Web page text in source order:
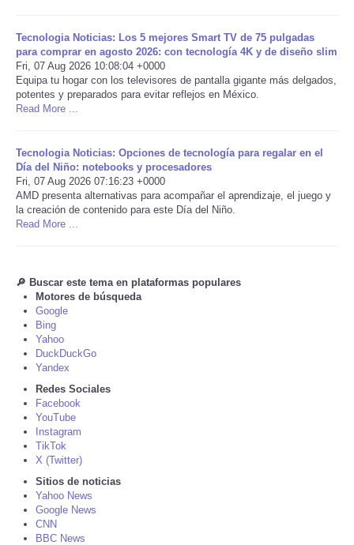
EEUU
Especiales
Negocios
Salud
Tiempo
CATEGORIES
CARTOONS
CONTACT
SEARCH
SHOPPING
Daily Deals
Tecnologia Noticias: Los 5 mejores Smart TV de 75 pulgadas
para comprar en agosto 2026: con tecnología 4K y de diseño slim
Fri, 07 Aug 2026 10:08:04 +0000
Equipa tu hogar con los televisores de pantalla gigante más delgados,
potentes y preparados para evitar reflejos en México.
Read More ...
Tecnologia Noticias: Opciones de tecnología para regalar en el
Día del Niño: notebooks y procesadores
Fri, 07 Aug 2026 07:16:23 +0000
AMD presenta alternativas para acompañar el aprendizaje, el juego y
la creación de contenido para este Día del Niño.
Read More ...
🔎 Buscar este tema en plataformas populares
Motores de búsqueda
Google
Bing
Yahoo
DuckDuckGo
Yandex
Redes Sociales
Facebook
YouTube
Instagram
TikTok
X (Twitter)
Sitios de noticias
Yahoo News
Google News
CNN
BBC News